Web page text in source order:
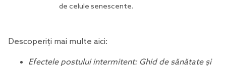
de celule senescente.
Descoperiți mai multe aici:
Efectele postului intermitent: Ghid de sănătate și